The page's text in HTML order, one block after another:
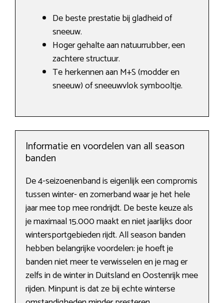
De beste prestatie bij gladheid of
sneeuw.
Hoger gehalte aan natuurrubber, een
zachtere structuur.
Te herkennen aan M+S (modder en
sneeuw) of sneeuwvlok symbooltje.
Informatie en voordelen van all season
banden
De 4-seizoenenband is eigenlijk een compromis
tussen winter- en zomerband waar je het hele
jaar mee top mee rondrijdt. De beste keuze als
je maximaal 15.000 maakt en niet jaarlijks door
wintersportgebieden rijdt. All season banden
hebben belangrijke voordelen: je hoeft je
banden niet meer te verwisselen en je mag er
zelfs in de winter in Duitsland en Oostenrijk mee
rijden. Minpunt is dat ze bij echte winterse